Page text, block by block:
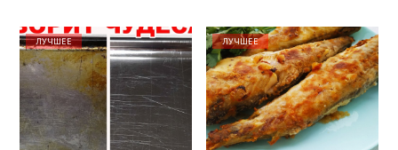
ЛУЧШЕЕ ЛУЧШЕЕ